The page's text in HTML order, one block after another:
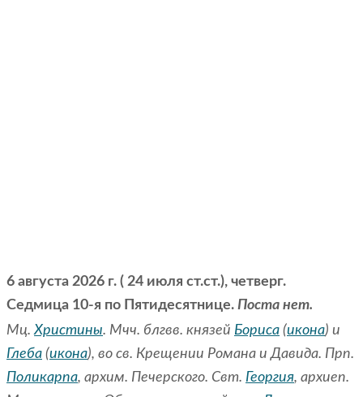
6 августа 2026 г. ( 24 июля ст.ст.), четверг.
Седмица 10-я по Пятидесятнице. Поста нет.
Мц.Христины. Мчч. блгвв. князей Бориса (икона) и
Глеба (икона), во св. Крещении Романа и Давида. Прп.
Поликарпа, архим. Печерского. Свт. Георгия, архиеп.